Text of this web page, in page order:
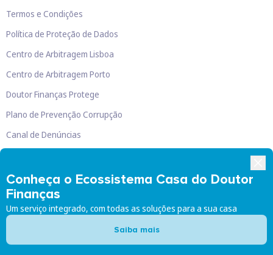
Conheça o Ecossistema Casa do Doutor
Finanças
Um serviço integrado, com todas as soluções para a sua casa
Saiba mais
Termos e Condições
Política de Proteção de Dados
Centro de Arbitragem Lisboa
Centro de Arbitragem Porto
Doutor Finanças Protege
Plano de Prevenção Corrupção
Canal de Denúncias
Doutor Finanças, Lda